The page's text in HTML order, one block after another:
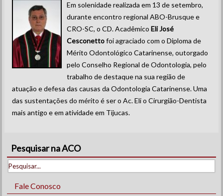
Em solenidade realizada em 13 de setembro,
durante encontro regional ABO-Brusque e
CRO-SC, o CD. AcadêmicoEli José
Cesconettofoi agraciado com o Diploma de
Mérito Odontológico Catarinense, outorgado
pelo Conselho Regional de Odontologia, pelo
trabalho de destaque na sua região de
atuação e defesa das causas da Odontologia Catarinense. Uma
das sustentações do mérito é ser o Ac. Eli o Cirurgião-Dentista
mais antigo e em atividade em Tijucas.
Pesquisar na ACO
Fale Conosco